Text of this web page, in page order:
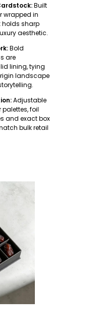
Built
wrapped in
holds sharp
aesthetic.
Bold
are
lining, tying
landscape
Adjustable
foil
and exact box
bulk retail